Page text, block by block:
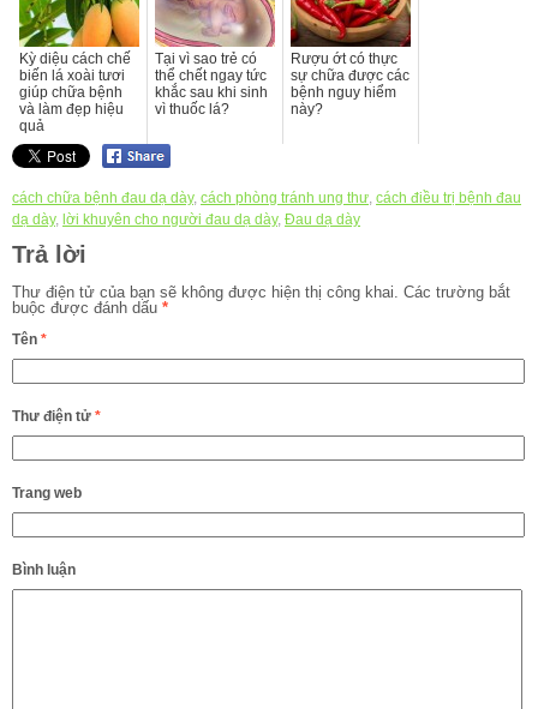
Kỳ diệu cách chế
biến lá xoài tươi
giúp chữa bệnh
và làm đẹp hiệu
quả
Tại vì sao trẻ có
thể chết ngay tức
khắc sau khi sinh
vì thuốc lá?
Rượu ớt có thực
sự chữa được các
bệnh nguy hiểm
này?
cách chữa bệnh đau dạ dày, cách phòng tránh ung thư, cách điều trị bệnh đau
dạ dày, lời khuyên cho người đau dạ dày, Đau dạ dày
Trả lời
Thư điện tử của bạn sẽ không được hiện thị công khai. Các trường bắt
buộc được đánh dấu *
Tên *
Thư điện tử *
Trang web
Bình luận